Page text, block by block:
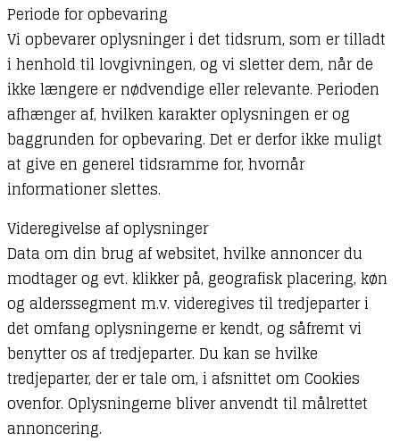
Periode for opbevaring
Vi opbevarer oplysninger i det tidsrum, som er tilladt
i henhold til lovgivningen, og vi sletter dem, når de
ikke længere er nødvendige eller relevante. Perioden
afhænger af, hvilken karakter oplysningen er og
baggrunden for opbevaring. Det er derfor ikke muligt
at give en generel tidsramme for, hvornår
informationer slettes.
Videregivelse af oplysninger
Data om din brug af websitet, hvilke annoncer du
modtager og evt. klikker på, geografisk placering, køn
og alderssegment m.v. videregives til tredjeparter i
det omfang oplysningerne er kendt, og såfremt vi
benytter os af tredjeparter. Du kan se hvilke
tredjeparter, der er tale om, i afsnittet om Cookies
ovenfor. Oplysningerne bliver anvendt til målrettet
annoncering.